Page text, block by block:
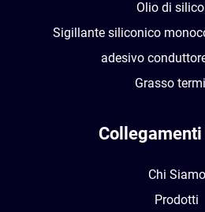
Olio di
Sigillante siliconico
adesivo
Grasso
Collegamenti
Chi Siamo
Prodotti